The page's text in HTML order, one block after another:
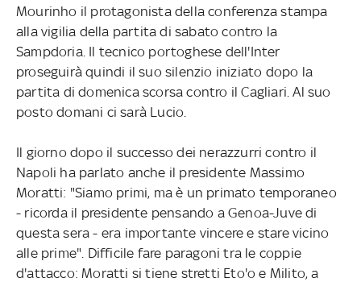
Mourinho il protagonista della conferenza stampa
alla vigilia della partita di sabato contro la
Sampdoria. Il tecnico portoghese dell'Inter
proseguirà quindi il suo silenzio iniziato dopo la
partita di domenica scorsa contro il Cagliari. Al suo
posto domani ci sarà Lucio.
Il giorno dopo il successo dei nerazzurri contro il
Napoli ha parlato anche il presidente Massimo
Moratti: "Siamo primi, ma è un primato temporaneo
- ricorda il presidente pensando a Genoa-Juve di
questa sera - era importante vincere e stare vicino
alle prime". Difficile fare paragoni tra le coppie
d'attacco: Moratti si tiene stretti Eto'o e Milito, a